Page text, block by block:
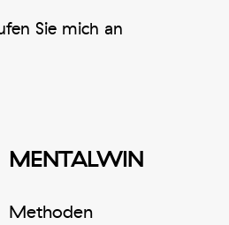
Sie mich an
MENTALWIN
Methoden